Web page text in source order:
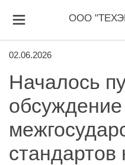
ООО
02.06.2026
Началось
обсуждение